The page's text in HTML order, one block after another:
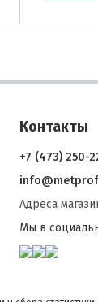
Контакты
+7 (473) 250-
Адреса
Мы в